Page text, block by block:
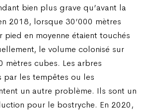
bien plus grave qu’avant la
2018, lorsque 30’000 mètres
pied en moyenne étaient touchés
le volume colonisé sur
mètres cubes. Les arbres
par les tempêtes ou les
un autre problème. Ils sont un
pour le bostryche. En 2020,